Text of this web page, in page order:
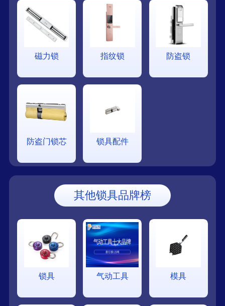
磁力锁 指纹锁 防盗锁
防盗门锁芯 锁具配件
其他锁具品牌榜
锁具 气动工具 模具